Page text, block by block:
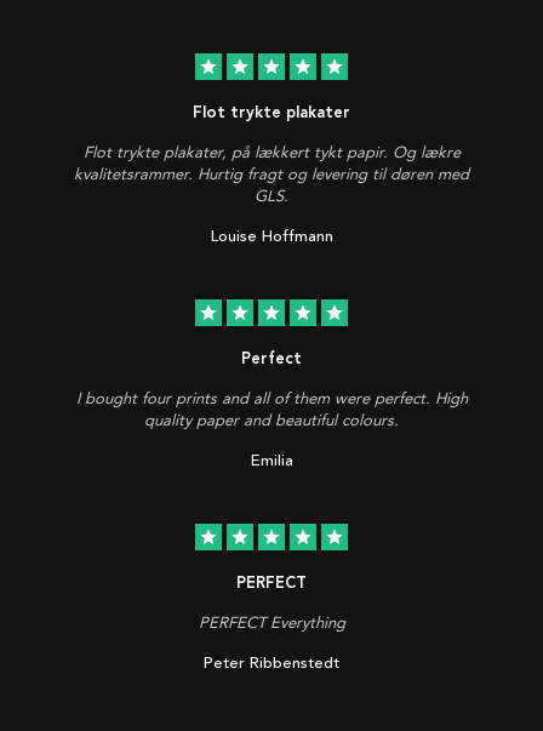
star star star star star
Flot trykte plakater
Flot trykte plakater, på lækkert tykt papir. Og lækre
kvalitetsrammer. Hurtig fragt og levering til døren med
GLS.
Louise Hoffmann
star star star star star
Perfect
I bought four prints and all of them were perfect. High
quality paper and beautiful colours.
Emilia
star star star star star
PERFECT
PERFECT Everything
Peter Ribbenstedt